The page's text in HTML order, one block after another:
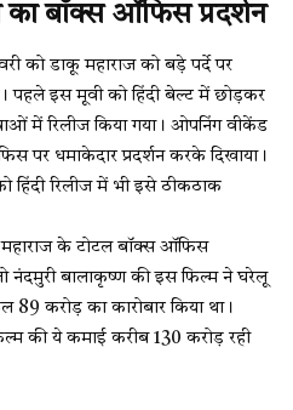
का बॉक्स ऑफिस प्रदर्शन
को डाकू महाराज को बड़े पर्दे पर
पहले इस मूवी को हिंदी बेल्ट में छोड़कर
में रिलीज किया गया। ओपनिंग वीकेंड
पर धमाकेदार प्रदर्शन करके दिखाया।
हिंदी रिलीज में भी इसे ठीकठाक
महाराज के टोटल बॉक्स ऑफिस
बालाकृष्ण की इस फिल्म ने घरेलू
करोड़ का कारोबार किया था।
की ये कमाई करीब 130 करोड़ रही